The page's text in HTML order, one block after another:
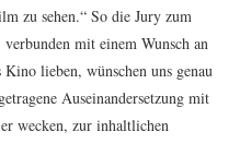
zu sehen.“ So die Jury zum
mit einem Wunsch an
lieben, wünschen uns genau
Auseinandersetzung mit
wecken, zur inhaltlichen